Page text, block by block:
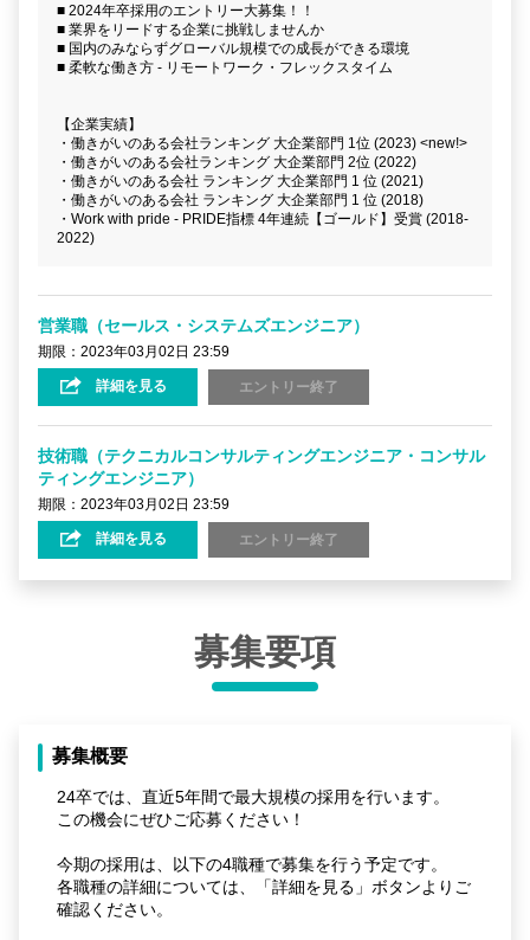
■ 2024年卒採用のエントリー大募集！！
■ 業界をリードする企業に挑戦しませんか
■ 国内のみならずグローバル規模での成長ができる環境
■ 柔軟な働き方 - リモートワーク・フレックスタイム
【企業実績】
・働きがいのある会社ランキング 大企業部門 1位 (2023) <new!>
・働きがいのある会社ランキング 大企業部門 2位 (2022)
・働きがいのある会社 ランキング 大企業部門 1 位 (2021)
・働きがいのある会社 ランキング 大企業部門 1 位 (2018)
・Work with pride - PRIDE指標 4年連続【ゴールド】受賞 (2018-
2022)
営業職（セールス・システムズエンジニア）
期限：2023年03月02日 23:59
詳細を見る エントリー終了
技術職（テクニカルコンサルティングエンジニア・コンサル
ティングエンジニア）
期限：2023年03月02日 23:59
詳細を見る エントリー終了
募集要項
募集概要
24卒では、直近5年間で最大規模の採用を行います。
この機会にぜひご応募ください！
今期の採用は、以下の4職種で募集を行う予定です。
各職種の詳細については、「詳細を見る」ボタンよりご
確認ください。